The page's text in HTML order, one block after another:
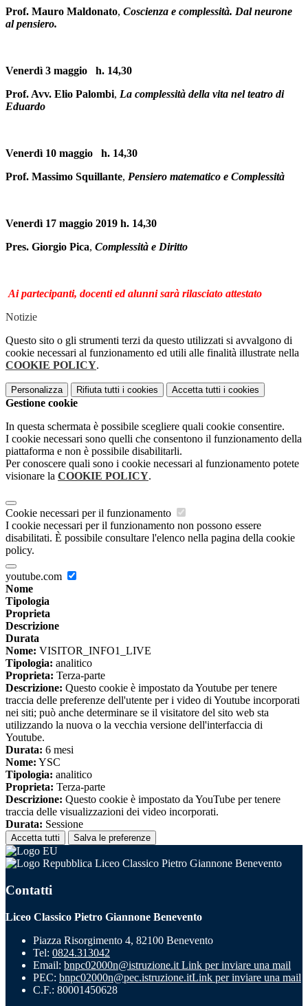
Prof. Mauro Maldonato, Coscienza e complessità. Dal neurone
al pensiero.
Venerdì 3 maggio h. 14,30
Prof. Avv. Elio Palombi, La complessità della vita nel teatro di
Eduardo
Venerdì 10 maggio h. 14,30
Prof. Massimo Squillante, Pensiero matematico e Complessità
Venerdì 17 maggio 2019 h. 14,30
Pres. Giorgio Pica, Complessità e Diritto
Ai partecipanti, docenti ed alunni sarà rilasciato attestato
Notizie
Questo sito o gli strumenti terzi da questo utilizzati si avvalgono di
cookie necessari al funzionamento ed utili alle finalità illustrate nella
COOKIE POLICY.
Personalizza Rifiuta tutti i cookies Accetta tutti i cookies
Gestione cookie
In questa schermata è possibile scegliere quali cookie consentire.
I cookie necessari sono quelli che consentono il funzionamento della
piattaforma e non è possibile disabilitarli.
Per conoscere quali sono i cookie necessari al funzionamento potete
visionare la COOKIE POLICY.
Cookie necessari per il funzionamento
I cookie necessari per il funzionamento non possono essere
disabilitati. È possibile consultare l'elenco nella pagina della cookie
policy.
youtube.com
Nome
Tipologia
Proprieta
Descrizione
Durata
Nome: VISITOR_INFO1_LIVE
Tipologia: analitico
Proprieta: Terza-parte
Descrizione: Questo cookie è impostato da Youtube per tenere
traccia delle preferenze dell'utente per i video di Youtube incorporati
nei siti; può anche determinare se il visitatore del sito web sta
utilizzando la nuova o la vecchia versione dell'interfaccia di
Youtube.
Durata: 6 mesi
Nome: YSC
Tipologia: analitico
Proprieta: Terza-parte
Descrizione: Questo cookie è impostato da YouTube per tenere
traccia delle visualizzazioni dei video incorporati.
Durata: Sessione
Accetta tutti Salva le preferenze
Liceo Classico Pietro Giannone Benevento
Contatti
Liceo Classico Pietro Giannone Benevento
Piazza Risorgimento 4, 82100 Benevento
Tel: 0824.313042
Email: bnpc02000n@istruzione.it Link per inviare una mail
PEC: bnpc02000n@pec.istruzione.itLink per inviare una mail
C.F.: 80001450628